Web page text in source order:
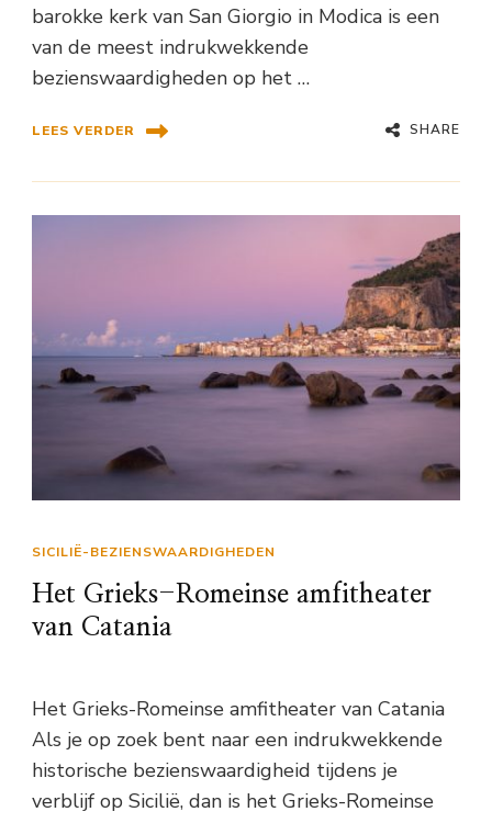
barokke kerk van San Giorgio in Modica is een
van de meest indrukwekkende
bezienswaardigheden op het …
LEES VERDER SHARE
SICILIË-BEZIENSWAARDIGHEDEN
Het Grieks-Romeinse amfitheater
van Catania
Het Grieks-Romeinse amfitheater van Catania
Als je op zoek bent naar een indrukwekkende
historische bezienswaardigheid tijdens je
verblijf op Sicilië, dan is het Grieks-Romeinse